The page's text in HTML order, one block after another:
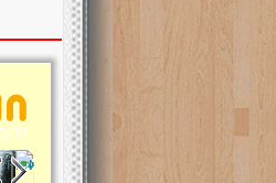
Previous slide
Next slide